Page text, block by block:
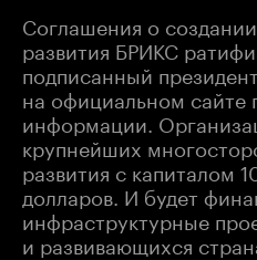
Соглашения о
развития БРИКС
подписанный
на официальном сайте
информации.
крупнейших
развития с капиталом
долларов. И будет
инфраструктурные
и развивающихся